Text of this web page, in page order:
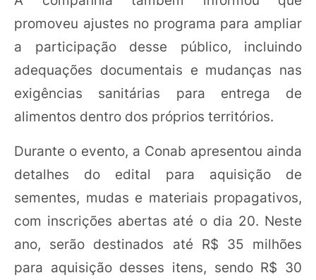
promoveu ajustes no programa para ampliar
a participação desse público, incluindo
adequações documentais e mudanças nas
exigências sanitárias para entrega de
alimentos dentro dos próprios territórios.
Durante o evento, a Conab apresentou ainda
detalhes do edital para aquisição de
sementes, mudas e materiais propagativos,
com inscrições abertas até o dia 20. Neste
ano, serão destinados até R$ 35 milhões
para aquisição desses itens, sendo R$ 30